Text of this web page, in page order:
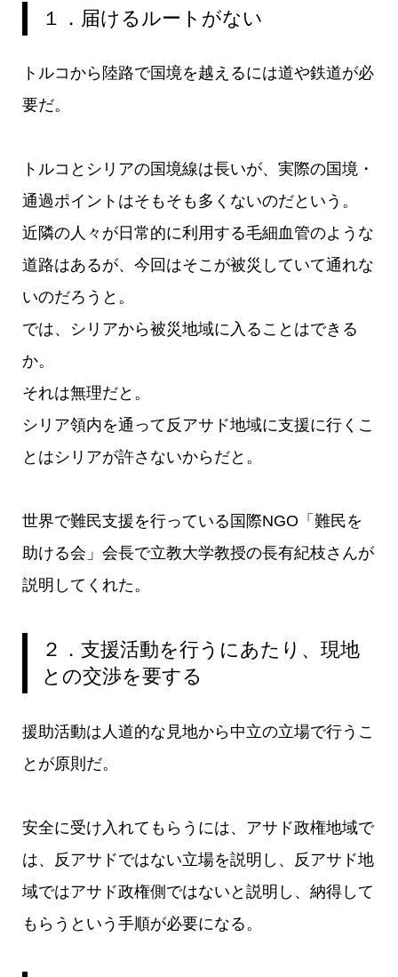
１．届けるルートがない
トルコから陸路で国境を越えるには道や鉄道が必
要だ。
トルコとシリアの国境線は長いが、実際の国境・
通過ポイントはそもそも多くないのだという。
近隣の人々が日常的に利用する毛細血管のような
道路はあるが、今回はそこが被災していて通れな
いのだろうと。
では、シリアから被災地域に入ることはできる
か。
それは無理だと。
シリア領内を通って反アサド地域に支援に行くこ
とはシリアが許さないからだと。
世界で難民支援を行っている国際NGO「難民を
助ける会」会長で立教大学教授の長有紀枝さんが
説明してくれた。
２．支援活動を行うにあたり、現地
との交渉を要する
援助活動は人道的な見地から中立の立場で行うこ
とが原則だ。
安全に受け入れてもらうには、アサド政権地域で
は、反アサドではない立場を説明し、反アサド地
域ではアサド政権側ではないと説明し、納得して
もらうという手順が必要になる。